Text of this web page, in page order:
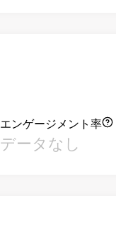
エンゲージメント率
データなし